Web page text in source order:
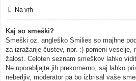
Na vrh
Kaj so smeški?
Smeški oz. angleško Smilies so majhne
za izražanje čustev, npr. :) pomeni veselje,
žalost. Celoten seznam smeškov lahko
Ne uporabljajte jih prekomerno, saj lahko
neberljiv, moderator pa bo izbrisal vaše